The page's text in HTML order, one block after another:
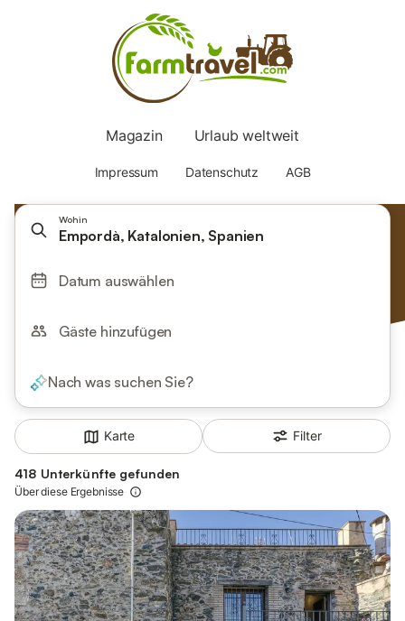
Wohin
Empordà, Katalonien, Spanien
Datum auswählen
Gäste hinzufügen
Nach was suchen Sie?
Karte Filter
418 Unterkünfte gefunden
Über diese Ergebnisse